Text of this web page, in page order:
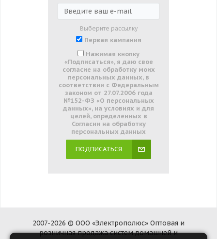
Выберите рассылку
Первая кампания
Нажимая кнопку
«Подписаться», я даю свое
согласие на обработку моих
персональных данных, в
соответствии с Федеральным
законом от 27.07.2006 года
№152-ФЗ «О персональных
данных», на условиях и для
целей, определенных в
Согласии на обработку
персональных данных
ПОДПИСАТЬСЯ
2007-2026 © ООО «Электрополюс» Оптовая и
розничная продажа систем домашней и